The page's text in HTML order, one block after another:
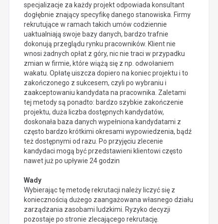
specjalizacje za każdy projekt odpowiada konsultant
dogłębnie znający specyfikę danego stanowiska. Firmy
rekrutujące w ramach takich umów codziennie
uaktualniają swoje bazy danych, bardzo trafnie
dokonują przeglądu rynku pracowników. Klient nie
wnosi żadnych opłat z góry, nic nie traci w przypadku
zmian w firmie, które wiążą się z np. odwołaniem
wakatu. Opłatę uiszcza dopiero na koniec projektu i to
zakończonego z sukcesem, czyli po wybraniu i
zaakceptowaniu kandydata na pracownika. Zaletami
tej metody są ponadto: bardzo szybkie zakończenie
projektu, duża liczba dostępnych kandydatów,
doskonała baza danych wypełniona kandydatami z
często bardzo krótkimi okresami wypowiedzenia, bądź
też dostępnymi od razu. Po przyjęciu zlecenie
kandydaci mogą być przedstawieni klientowi często
nawet już po upływie 24 godzin
Wady
Wybierając tę metodę rekrutacji należy liczyć się z
koniecznością dużego zaangażowana własnego działu
zarządzania zasobami ludzkimi. Ryzyko decyzji
pozostaje po stronie zlecającego rekrutację.